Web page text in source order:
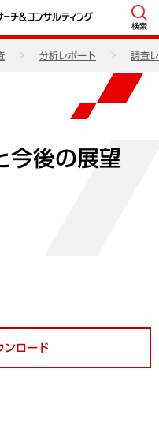
検索
分析レポート 調査
今後の展望
ンロード